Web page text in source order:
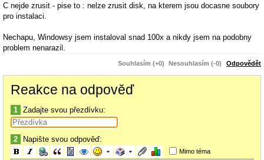
C nejde zrusit - pise to : nelze zrusit disk, na kterem jsou docasne soubory
pro instalaci.
Nechapu, Windowsy jsem instaloval snad 100x a nikdy jsem na podobny
problem nenarazil.
Souhlasím (+0) Nesouhlasím (-0) Odpovědět
Reakce na odpověď
1 Zadajte svou přezdívku:
2 Napište svou odpověď:
Mimo téma